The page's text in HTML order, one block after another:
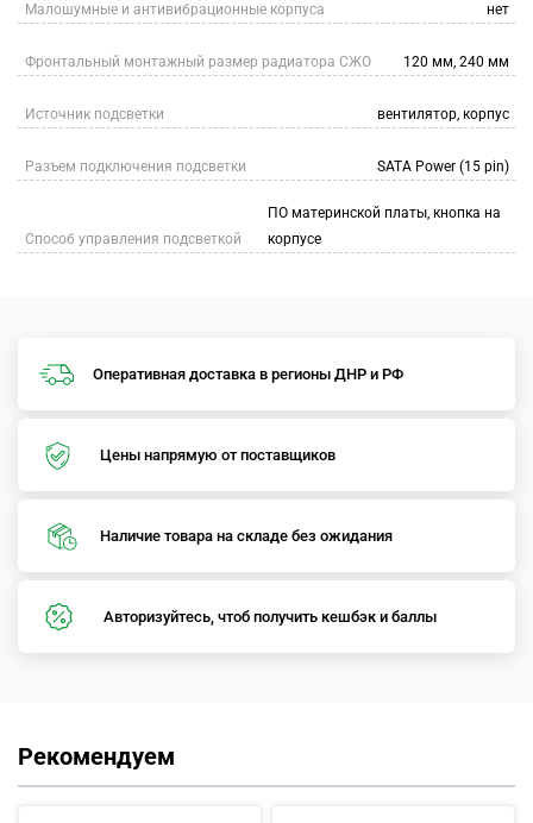
Малошумные и антивибрационные корпуса нет
Фронтальный монтажный размер радиатора СЖО 120 мм, 240 мм
Источник подсветки вентилятор, корпус
Разъем подключения подсветки SATA Power (15 pin)
Способ управления подсветкой
ПО материнской платы, кнопка на
корпусе
Оперативная доставка в регионы ДНР и РФ
Цены напрямую от поставщиков
Наличие товара на складе без ожидания
Авторизуйтесь, чтоб получить кешбэк и баллы
Рекомендуем